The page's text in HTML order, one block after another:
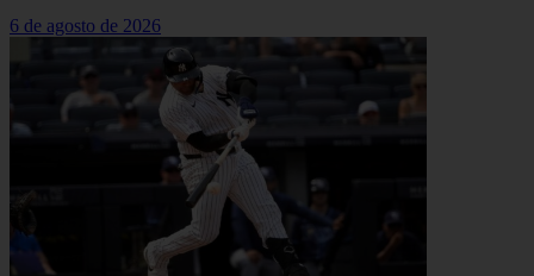
6 de agosto de 2026